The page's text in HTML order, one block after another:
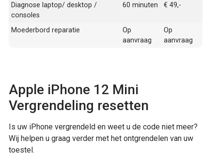
Diagnose laptop/ desktop /
consoles
60 minuten € 49,-
Moederbord reparatie
Op
aanvraag
Op
aanvraag
Apple iPhone 12 Mini
Vergrendeling resetten
Is uw iPhone vergrendeld en weet u de code niet meer?
Wij helpen u graag verder met het ontgrendelen van uw
toestel.